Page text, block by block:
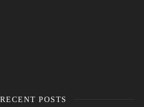
RECENT POSTS